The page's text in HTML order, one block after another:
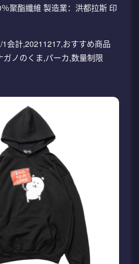
聚酯纖維 製造業：洪都拉斯 印
会計,20211217,おすすめ商品
ガノのくま,パーカ,数量制限